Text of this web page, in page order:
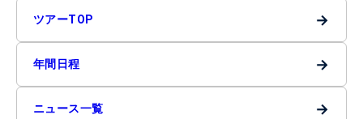
ツアーTOP →
年間日程 →
ニュース一覧 →